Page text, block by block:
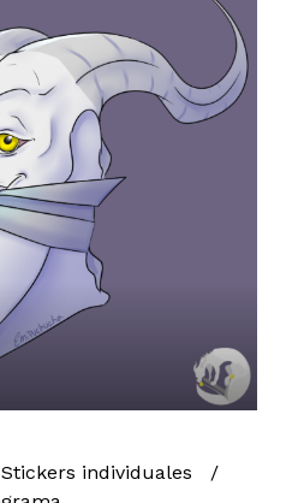
Stickers individuales